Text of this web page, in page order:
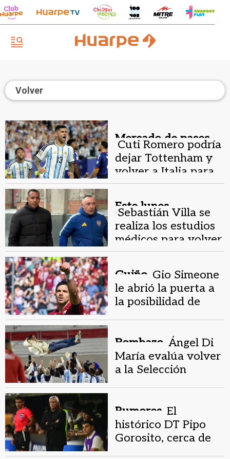
Volver
Mercado de pases.
Cuti Romero podría
dejar Tottenham y
volver a Italia para
jugar en Inter
Este lunes.
Sebastián Villa se
realiza los estudios
médicos para volver
a Boca
Guiño. Gio Simeone
le abrió la puerta a
la posibilidad de
Bombazo. Ángel Di
María evalúa volver
a la Selección
Rumores. El
histórico DT Pipo
Gorosito, cerca de